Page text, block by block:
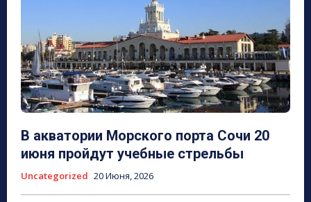
В акватории Морского порта Сочи 20
июня пройдут учебные стрельбы
Uncategorized 20 Июня, 2026